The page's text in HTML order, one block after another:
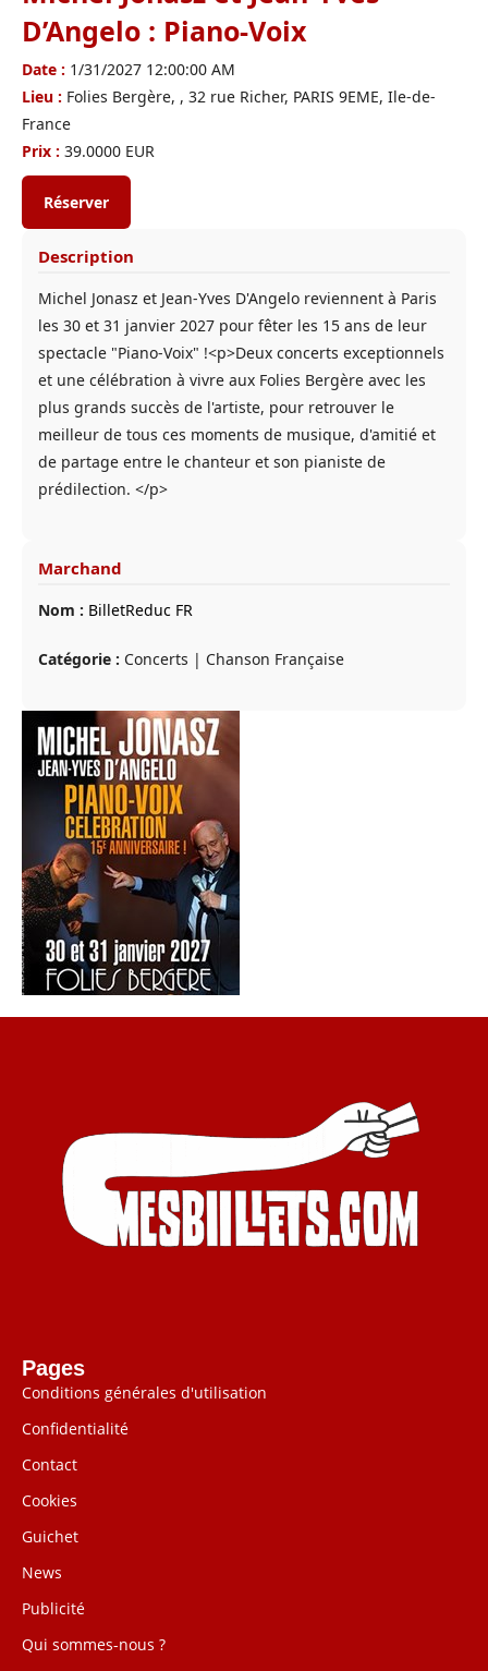
D’Angelo : Piano-Voix
Date : 1/31/2027 12:00:00 AM
Lieu : Folies Bergère, , 32 rue Richer, PARIS 9EME, Ile-de-
France
Prix : 39.0000 EUR
Réserver
Description
Michel Jonasz et Jean-Yves D'Angelo reviennent à Paris
les 30 et 31 janvier 2027 pour fêter les 15 ans de leur
spectacle "Piano-Voix" !<p>Deux concerts exceptionnels
et une célébration à vivre aux Folies Bergère avec les
plus grands succès de l'artiste, pour retrouver le
meilleur de tous ces moments de musique, d'amitié et
de partage entre le chanteur et son pianiste de
prédilection. </p>
Marchand
Nom : BilletReduc FR
Catégorie : Concerts | Chanson Française
Pages
Conditions générales d'utilisation
Confidentialité
Contact
Cookies
Guichet
News
Publicité
Qui sommes-nous ?